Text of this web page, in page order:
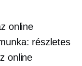
online
részletes
online